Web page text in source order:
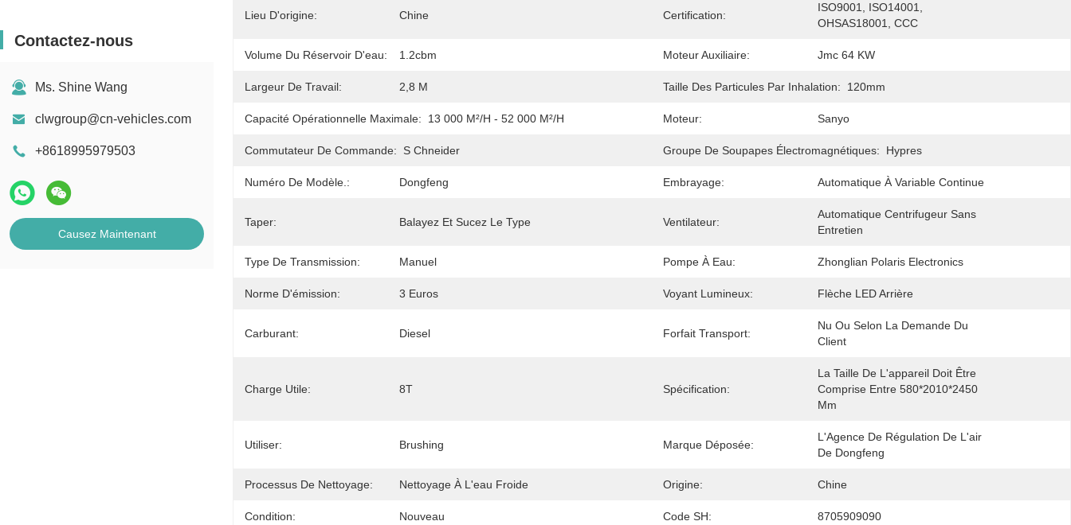
Contactez-nous
Ms. Shine Wang
clwgroup@cn-vehicles.com
+8618995979503
Causez Maintenant
Lieu D'origine: Chine Certification:
ISO9001, ISO14001,
OHSAS18001, CCC
Volume Du Réservoir D'eau: 1.2cbm Moteur Auxiliaire: Jmc 64 KW
Largeur De Travail: 2,8 M Taille Des Particules Par Inhalation: 120mm
Capacité Opérationnelle Maximale: 13 000 M²/h - 52 000 M²/h Moteur: Sanyo
Commutateur De Commande: S Chneider Groupe De Soupapes Électromagnétiques: Hypres
Numéro De Modèle.: Dongfeng Embrayage: Automatique À Variable Continue
Taper: Balayez Et Sucez Le Type Ventilateur:
Automatique Centrifugeur Sans
Entretien
Type De Transmission: Manuel Pompe À Eau: Zhonglian Polaris Electronics
Norme D'émission: 3 Euros Voyant Lumineux: Flèche LED Arrière
Carburant: Diesel Forfait Transport:
Nu Ou Selon La Demande Du
Client
Charge Utile: 8T Spécification:
La Taille De L'appareil Doit Être
Comprise Entre 580*2010*2450
Mm
Utiliser: Brushing Marque Déposée:
L'Agence De Régulation De L'air
De Dongfeng
Processus De Nettoyage: Nettoyage À L'eau Froide Origine: Chine
Condition: Nouveau Code SH: 8705909090